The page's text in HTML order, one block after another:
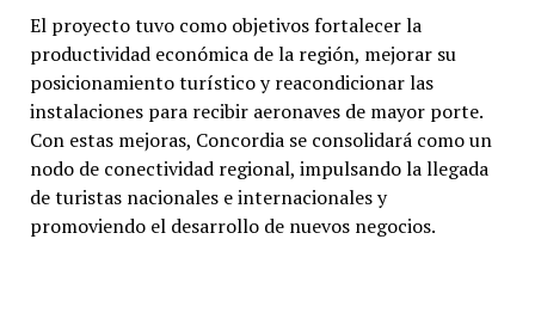
El proyecto tuvo como objetivos fortalecer la
productividad económica de la región, mejorar su
posicionamiento turístico y reacondicionar las
instalaciones para recibir aeronaves de mayor porte.
Con estas mejoras, Concordia se consolidará como un
nodo de conectividad regional, impulsando la llegada
de turistas nacionales e internacionales y
promoviendo el desarrollo de nuevos negocios.